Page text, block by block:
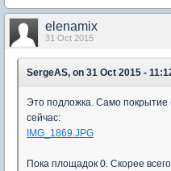
elenamix
31 Oct 2015
SergeAS, on 31 Oct 2015 -
Это подложка. Само покрытие
сейчас:
IMG_1869.JPG
Пока площадок 0. Скорее